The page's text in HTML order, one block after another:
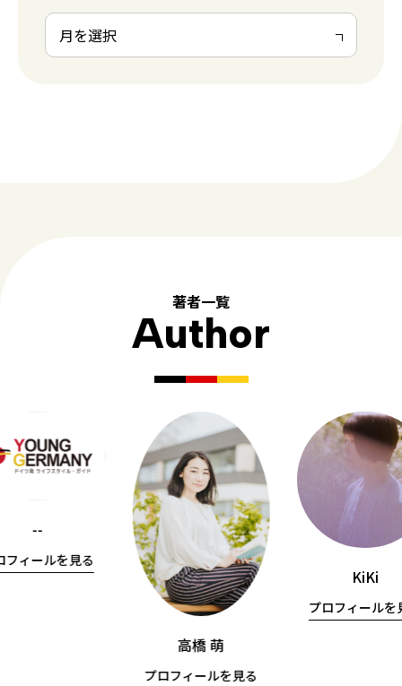
著者一覧
Author
--
フィールを見る
高橋 萌
プロフィールを見る
KiKi
プロフィールを